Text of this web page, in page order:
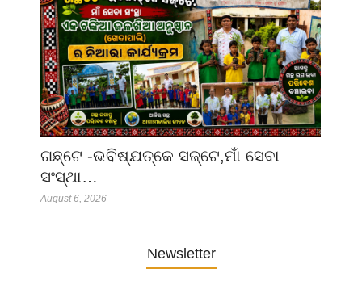
ଗଛ୍‌ଟେ -ଭବିଷ୍ଯତ୍‌କେ ସଜ୍‌ଟେ,ମାଁ ସେବା
ସଂସ୍ଥା…
August 6, 2026
Newsletter